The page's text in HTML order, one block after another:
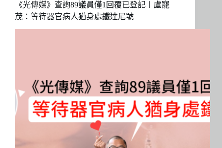
《光傳媒》查詢89議員僅1回覆已登記〡盧寵
茂：等待器官病人猶身處鐵達尼號